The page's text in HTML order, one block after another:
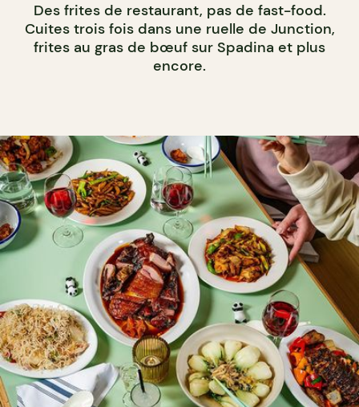
Des frites de restaurant, pas de fast-food.
Cuites trois fois dans une ruelle de Junction,
frites au gras de bœuf sur Spadina et plus
encore.